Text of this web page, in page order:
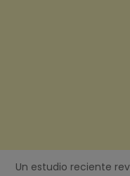
Un estudio reciente